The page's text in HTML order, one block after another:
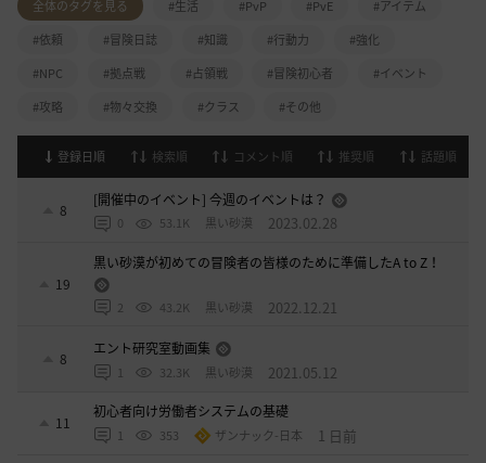
全体のタグを見る #生活 #PvP #PvE
#アイテム
#依頼
#冒険日誌 #知識 #行動力
#強化
#NPC
#拠点戦 #占領戦 #冒険初心者
#イベント
#攻略
#物々交換 #クラス #その他
登録日順 検索順 コメント順 推奨順 話題順
8
[開催中のイベント] 今週のイベントは？
0 53.1K 黒い砂漠 2023.02.28
19
黒い砂漠が初めての冒険者の皆様のために準備したA to Z！
2 43.2K 黒い砂漠 2022.12.21
8
エント研究室動画集
1 32.3K 黒い砂漠 2021.05.12
11
初心者向け労働者システムの基礎
1 353 ザンナック-日本 1 日前